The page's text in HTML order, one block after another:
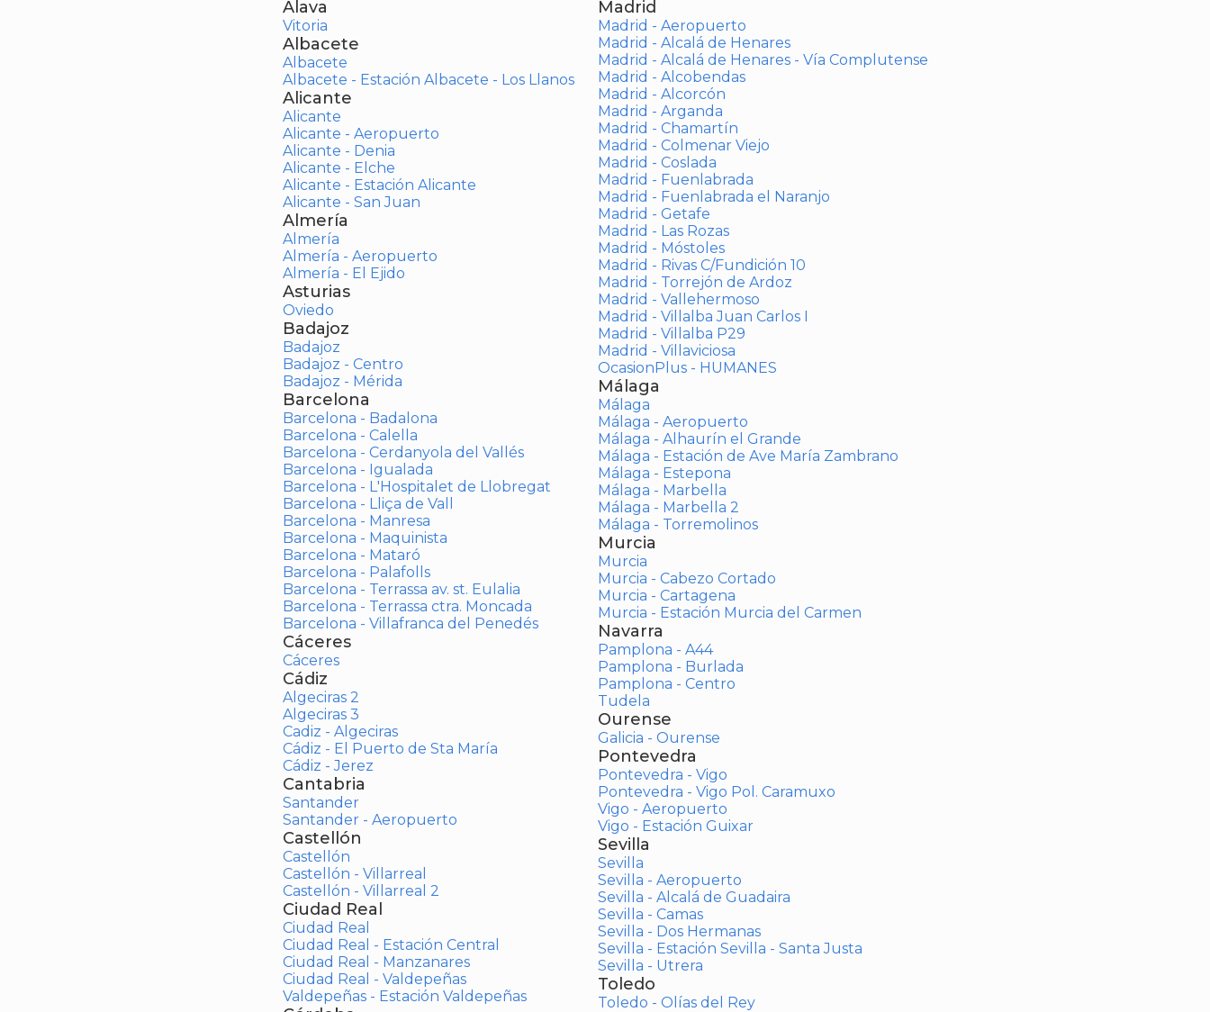
Álava
Vitoria
Albacete
Albacete
Albacete - Estación Albacete - Los Llanos
Alicante
Alicante
Alicante - Aeropuerto
Alicante - Denia
Alicante - Elche
Alicante - Estación Alicante
Alicante - San Juan
Almería
Almería
Almería - Aeropuerto
Almería - El Ejido
Asturias
Oviedo
Badajoz
Badajoz
Badajoz - Centro
Badajoz - Mérida
Barcelona
Barcelona - Badalona
Barcelona - Calella
Barcelona - Cerdanyola del Vallés
Barcelona - Igualada
Barcelona - L'Hospitalet de Llobregat
Barcelona - Lliça de Vall
Barcelona - Manresa
Barcelona - Maquinista
Barcelona - Mataró
Barcelona - Palafolls
Barcelona - Terrassa av. st. Eulalia
Barcelona - Terrassa ctra. Moncada
Barcelona - Villafranca del Penedés
Cáceres
Cáceres
Cádiz
Algeciras 2
Algeciras 3
Cadiz - Algeciras
Cádiz - El Puerto de Sta María
Cádiz - Jerez
Cantabria
Santander
Santander - Aeropuerto
Castellón
Castellón
Castellón - Villarreal
Castellón - Villarreal 2
Ciudad Real
Ciudad Real
Ciudad Real - Estación Central
Ciudad Real - Manzanares
Ciudad Real - Valdepeñas
Valdepeñas - Estación Valdepeñas
Madrid
Madrid - Aeropuerto
Madrid - Alcalá de Henares
Madrid - Alcalá de Henares - Vía Complutense
Madrid - Alcobendas
Madrid - Alcorcón
Madrid - Arganda
Madrid - Chamartín
Madrid - Colmenar Viejo
Madrid - Coslada
Madrid - Fuenlabrada
Madrid - Fuenlabrada el Naranjo
Madrid - Getafe
Madrid - Las Rozas
Madrid - Móstoles
Madrid - Rivas C/Fundición 10
Madrid - Torrejón de Ardoz
Madrid - Vallehermoso
Madrid - Villalba Juan Carlos I
Madrid - Villalba P29
Madrid - Villaviciosa
OcasionPlus - HUMANES
Málaga
Málaga
Málaga - Aeropuerto
Málaga - Alhaurín el Grande
Málaga - Estación de Ave María Zambrano
Málaga - Estepona
Málaga - Marbella
Málaga - Marbella 2
Málaga - Torremolinos
Murcia
Murcia
Murcia - Cabezo Cortado
Murcia - Cartagena
Murcia - Estación Murcia del Carmen
Navarra
Pamplona - A44
Pamplona - Burlada
Pamplona - Centro
Tudela
Ourense
Galicia - Ourense
Pontevedra
Pontevedra - Vigo
Pontevedra - Vigo Pol. Caramuxo
Vigo - Aeropuerto
Vigo - Estación Guixar
Sevilla
Sevilla
Sevilla - Aeropuerto
Sevilla - Alcalá de Guadaira
Sevilla - Camas
Sevilla - Dos Hermanas
Sevilla - Estación Sevilla - Santa Justa
Sevilla - Utrera
Toledo
Toledo - Olías del Rey